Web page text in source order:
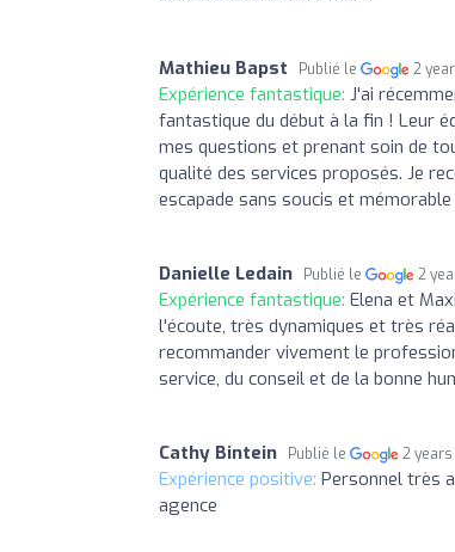
Mathieu Bapst Publié le 2
Expérience fantastique: J'ai
fantastique du début à la fin ! Leur
mes questions et prenant soin de
qualité des services proposés. Je
escapade sans soucis et mémorable
Danielle Ledain Publié le 2
Expérience fantastique: Elena et
l'écoute, très dynamiques et très
recommander vivement le
service, du conseil et de la bonne
Cathy Bintein Publié le 2 years
Expérience positive: Personnel très
agence